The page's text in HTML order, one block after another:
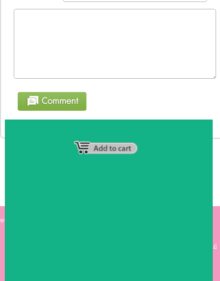
หน้าหลัก
คาร์เตอร์ เฟอร์นิเจอร์ ซุ้มไม้